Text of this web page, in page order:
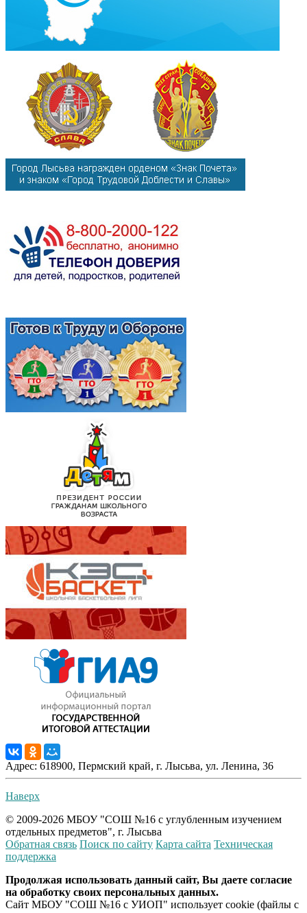
Адрес: 618900, Пермский край, г. Лысьва, ул. Ленина, 36
Наверх
© 2009-2026 МБОУ "СОШ №16 с углубленным изучением
отдельных предметов", г. Лысьва
Обратная связь Поиск по сайту Карта сайта Техническая
поддержка
Продолжая использовать данный сайт, Вы даете согласие
на обработку своих персональных данных.
Сайт МБОУ "СОШ №16 с УИОП" использует cookie (файлы с